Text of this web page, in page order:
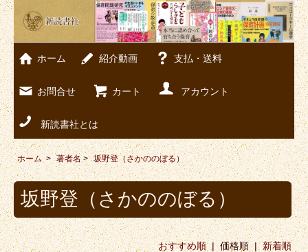
ホーム 紹介動画 支払・送料
お問合せ カート アカウント
新読書社とは
ホーム > 著者名> 坂野登（さかののぼる）
坂野登（さかののぼる）
おすすめ順| 価格順 |新着順